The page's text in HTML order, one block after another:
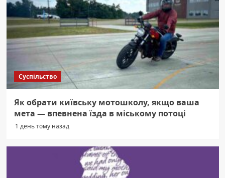
Суспільство
Як обрати київську мотошколу, якщо ваша
мета — впевнена їзда в міському потоці
1 день тому назад